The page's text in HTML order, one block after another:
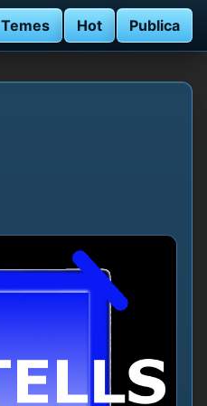
Temes Hot Publica